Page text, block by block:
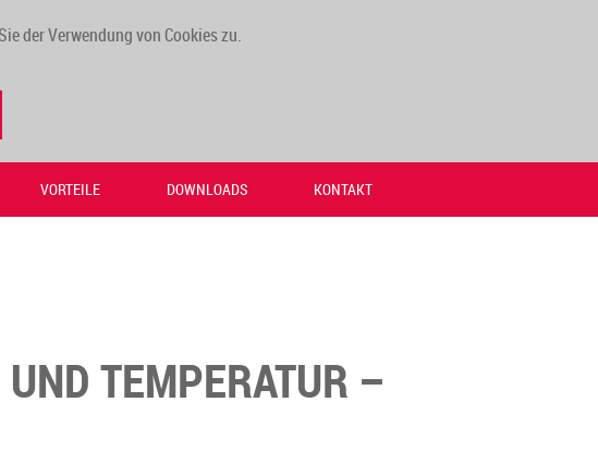
der Verwendung von Cookies zu.
VORTEILE DOWNLOADS KONTAKT
TEMPERATUR –